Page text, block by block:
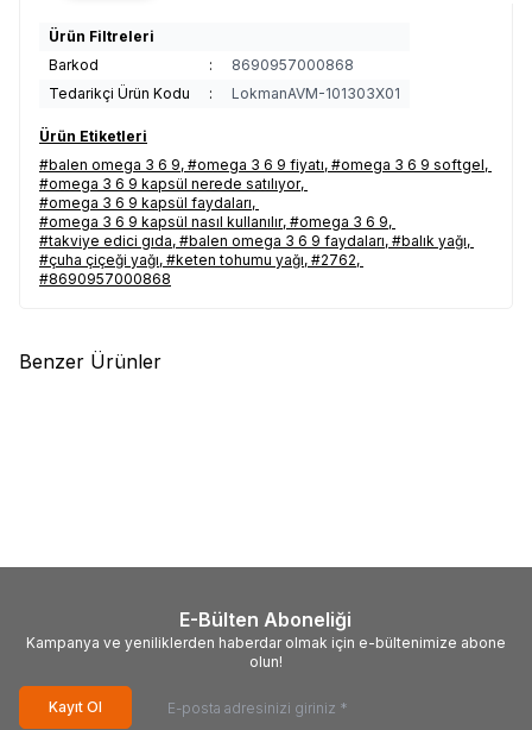
Ürün Filtreleri
Barkod
:
8690957000868
Tedarikçi Ürün Kodu
: LokmanAVM-101303X01
Ürün Etiketleri
#balen omega 3 6 9, #omega 3 6 9 fiyatı, #omega 3 6 9 softgel,
#omega 3 6 9 kapsül nerede satılıyor,
#omega 3 6 9 kapsül faydaları,
#omega 3 6 9 kapsül nasıl kullanılır, #omega 3 6 9,
#takviye edici gıda, #balen omega 3 6 9 faydaları, #balık yağı,
#çuha çiçeği yağı, #keten tohumu yağı, #2762,
#8690957000868
Benzer Ürünler
E-Bülten Aboneliği
Kampanya ve yeniliklerden haberdar olmak için e-bültenimize abone
olun!
Kayıt Ol